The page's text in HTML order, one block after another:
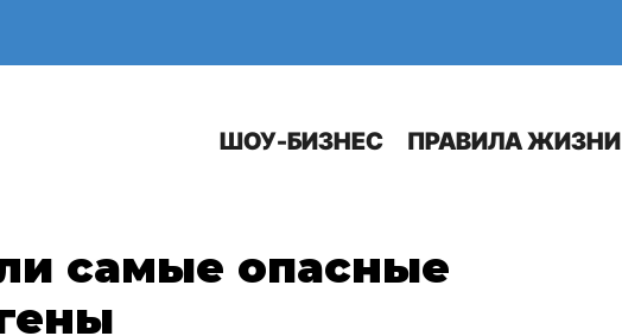
ШОУ-БИЗНЕС ПРАВИЛА ЖИЗНИ
самые опасные